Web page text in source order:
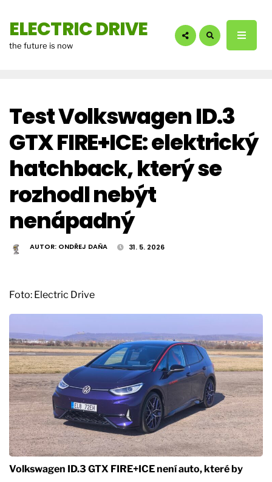
ELECTRIC DRIVE
the future is now
Test Volkswagen ID.3
GTX FIRE+ICE: elektrický
hatchback, který se
rozhodl nebýt
nenápadný
AUTOR: ONDŘEJ DAŇA 31. 5. 2026
Foto: Electric Drive
Volkswagen ID.3 GTX FIRE+ICE není auto, které by